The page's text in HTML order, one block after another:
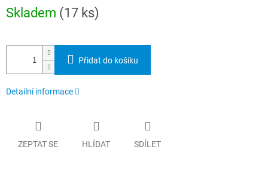
cena:
Skladem (17 ks)
Přidat do košíku
Detailní informace
ZEPTAT SE HLÍDAT SDÍLET